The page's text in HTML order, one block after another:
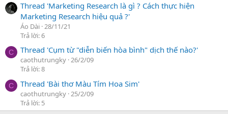
Thread 'Marketing Research là gì ? Cách thực hiện
Marketing Research hiệu quả ?'
Áo Dài 28/11/21
Trả lời: 6
C Thread 'Cụm từ "diễn biến hòa bình" dịch thế nào?'
caothutrungky 26/2/09
Trả lời: 8
C Thread 'Bài thơ Màu Tím Hoa Sim'
caothutrungky 25/2/09
Trả lời: 5